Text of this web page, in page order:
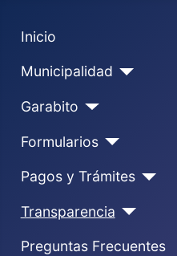
Inicio
Municipalidad
Garabito
Formularios
Pagos y Trámites
Transparencia
Preguntas Frecuentes